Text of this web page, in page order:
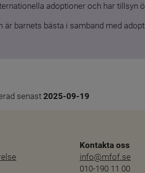
adoptioner och har tillsyn
barnets bästa i samband med
senast 2025-09-19
Kontakta oss
info@mfof.se
010-190 11 00